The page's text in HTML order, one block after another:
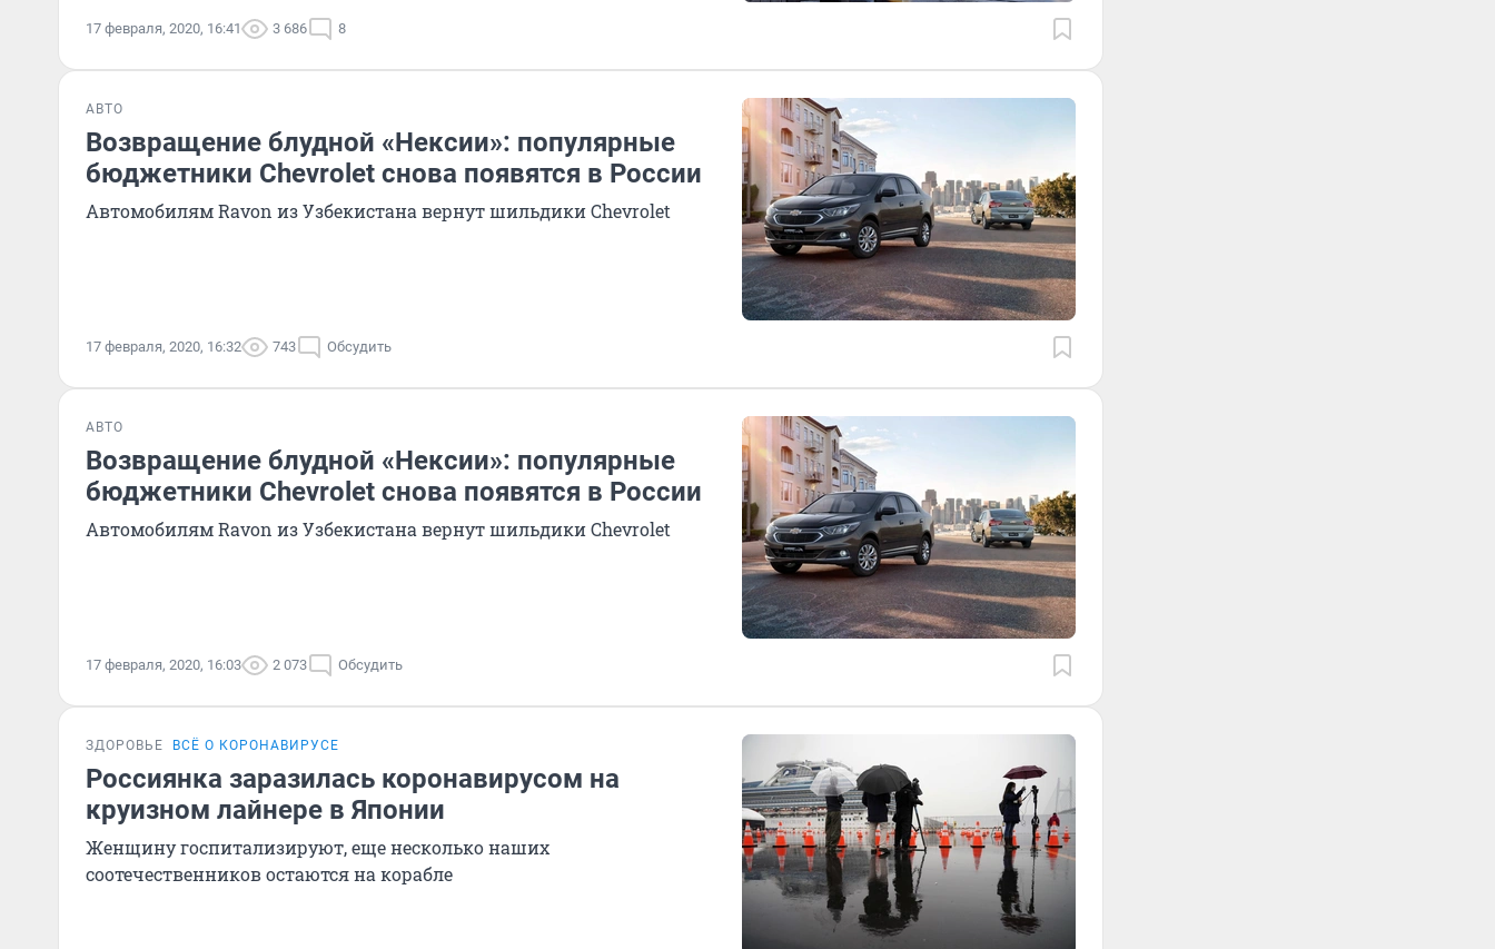
17 февраля, 2020, 16:41 3 686 8
АВТО
Возвращение блудной «Нексии»: популярные
бюджетники Chevrolet снова появятся в России
Автомобилям Ravon из Узбекистана вернут шильдики Chevrolet
17 февраля, 2020, 16:32 743 Обсудить
АВТО
Возвращение блудной «Нексии»: популярные
бюджетники Chevrolet снова появятся в России
Автомобилям Ravon из Узбекистана вернут шильдики Chevrolet
17 февраля, 2020, 16:03 2 073 Обсудить
ЗДОРОВЬЕ ВСЁ О КОРОНАВИРУСЕ
Россиянка заразилась коронавирусом на
круизном лайнере в Японии
Женщину госпитализируют, еще несколько наших
соотечественников остаются на корабле